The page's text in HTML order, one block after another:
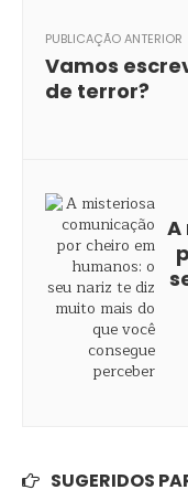
PUBLICAÇÃO ANTERIOR
Vamos
de terror?
A
SUGERIDOS